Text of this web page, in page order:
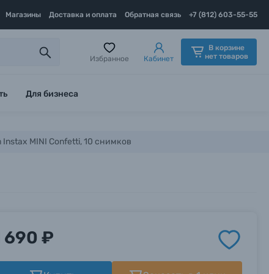
Магазины Доставка и оплата Обратная связь +7 (812) 603-55-55
Избранное Кабинет
В корзине
нет товаров
Для бизнеса
MINI Confetti, 10 снимков
690 ₽